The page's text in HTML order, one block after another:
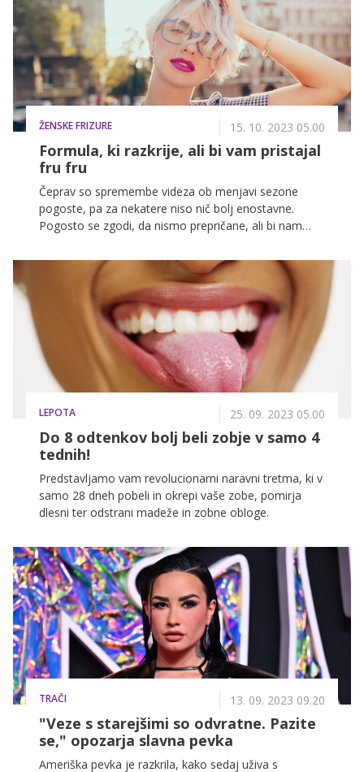
ŽENSKE FRIZURE 15. 10. 2023 05.00
Formula, ki razkrije, ali bi vam pristajal
fru fru
Čeprav so spremembe videza ob menjavi sezone
pogoste, pa za nekatere niso nič bolj enostavne.
Pogosto se zgodi, da nismo prepričane, ali bi nam
imamo rešitev, našli smo namreč formulo, ki razkriva,
ali bi vam pristajal fru fru.
LEPOTA 25. 09. 2023 05.00
Do 8 odtenkov bolj beli zobje v samo 4
tednih!
Predstavljamo vam revolucionarni naravni tretma, ki v
samo 28 dneh pobeli in okrepi vaše zobe, pomirja
dlesni ter odstrani madeže in zobne obloge.
TRAČI 13. 09. 2023 09.20
"Veze s starejšimi so odvratne. Pazite
se," opozarja slavna pevka
Ameriška pevka je razkrila, kako sedaj uživa s